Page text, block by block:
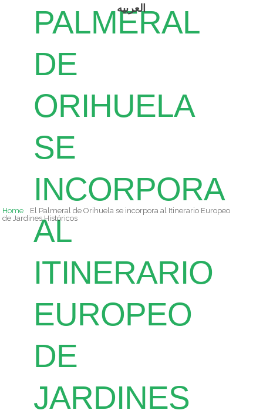
العربيه
PALMERAL
DE
ORIHUELA
SE
INCORPORA
AL
ITINERARIO
EUROPEO
DE
JARDINES
Home
El Palmeral de Orihuela se incorpora al Itinerario Europeo
de Jardines Históricos